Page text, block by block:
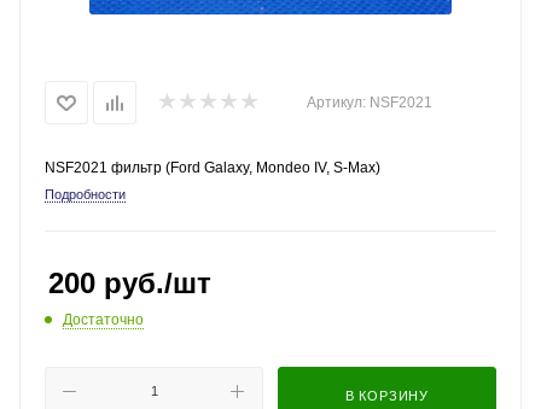
Артикул: NSF2021
NSF2021 фильтр (Ford Galaxy, Mondeo IV, S-Max)
Подробности
200 руб./шт
Достаточно
В КОРЗИНУ